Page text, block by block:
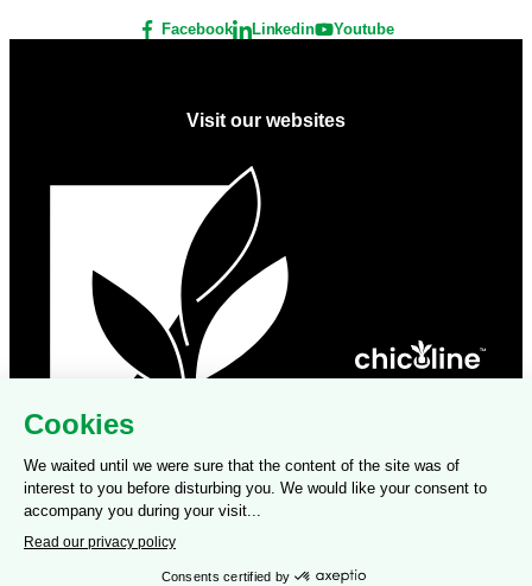
Facebook Linkedin Youtube
Visit our websites
Copyright © 2026 COSUCRA. All Rights Reserved